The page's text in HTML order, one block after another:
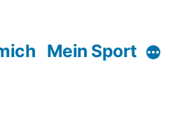
Mein Sport Mehr